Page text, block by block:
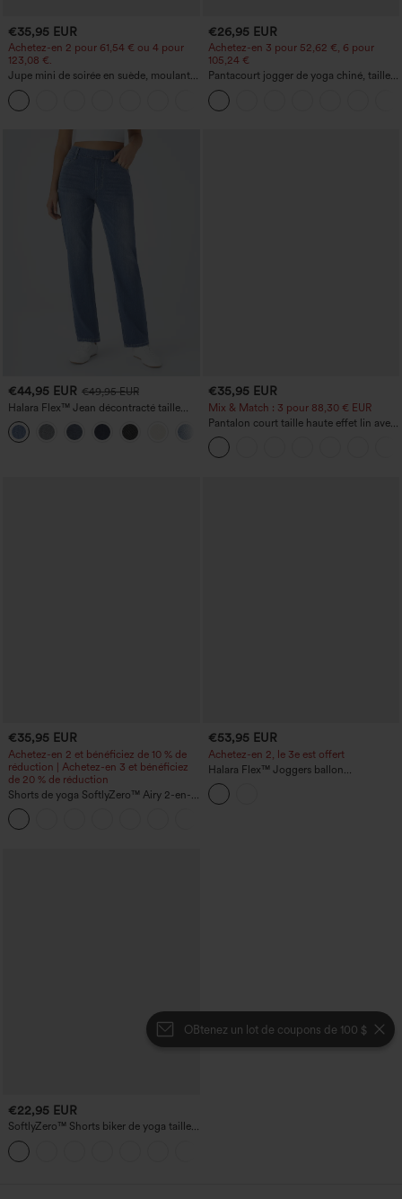
OBtenez un lot de coupons de 100 $
€35,95 EUR
Achetez-en 2 pour 61,54 € ou 4 pour
123,08 €.
Jupe mini de soirée en suède, moulante,
taille haute croisée 2-en-1 avec ourlet à
franges
€26,95 EUR
Achetez-en 3 pour 52,62 €, 6 pour
105,24 €
Pantacourt jogger de yoga chiné, taille
haute, à fronces, avec poches.
€44,95 EUR €49,95 EUR
Halara Flex™ Jean décontracté taille
haute, jambe droite, délavé, avec poches
€35,95 EUR
Mix & Match : 3 pour 88,30 € EUR
Pantalon court taille haute effet lin avec
poche zippée
€35,95 EUR
Achetez-en 2 et bénéficiez de 10 % de
réduction | Achetez-en 3 et bénéficiez
de 20 % de réduction
Shorts de yoga SoftlyZero™ Airy 2-en-1
InstantCool, super taille haute, 7" avec
poches
€53,95 EUR
Achetez-en 2, le 3e est offert
Halara Flex™ Joggers ballon
décontractés en jean, taille mi-haute,
avec poches
€22,95 EUR
SoftlyZero™ Shorts biker de yoga taille
haute avec empiècement croisé et
poche, 7" - UPF50+